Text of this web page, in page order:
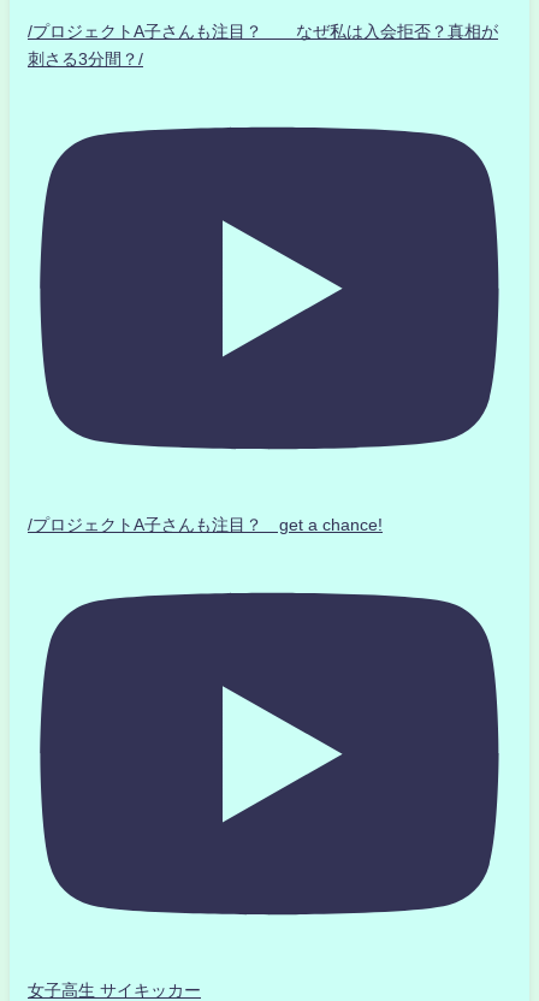
/プロジェクトA子さんも注目？ なぜ私は入会拒否？真相が
刺さる3分間？/
/プロジェクトA子さんも注目？ get a chance!
女子高生 サイキッカー